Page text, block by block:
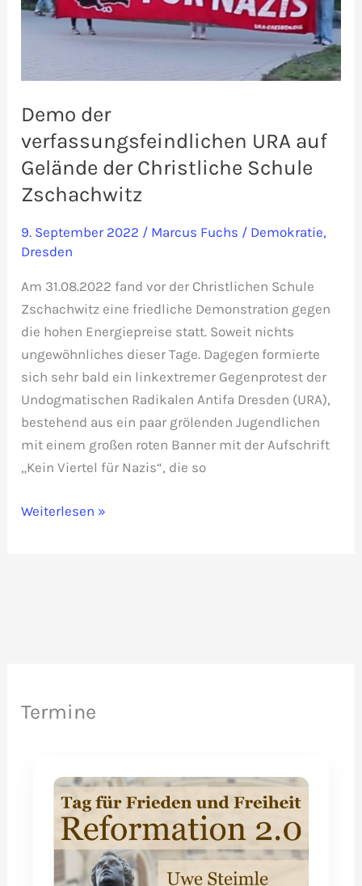
Demo der
verfassungsfeindlichen URA auf
Gelände der Christliche Schule
Zschachwitz
9. September 2022 / Marcus Fuchs / Demokratie,
Dresden
Am 31.08.2022 fand vor der Christlichen Schule
Zschachwitz eine friedliche Demonstration gegen
die hohen Energiepreise statt. Soweit nichts
ungewöhnliches dieser Tage. Dagegen formierte
sich sehr bald ein linkextremer Gegenprotest der
Undogmatischen Radikalen Antifa Dresden (URA),
bestehend aus ein paar grölenden Jugendlichen
mit einem großen roten Banner mit der Aufschrift
„Kein Viertel für Nazis“, die so
Demo
Zschachwitz
Weiterlesen »
Termine